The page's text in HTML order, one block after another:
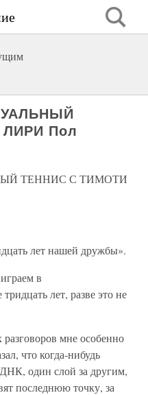
Пол
ТЕННИС С ТИМОТИ
лет нашей дружбы».
в
лет, разве это не
мне особенно
что когда-нибудь
один слой за другим,
последнюю точку, за